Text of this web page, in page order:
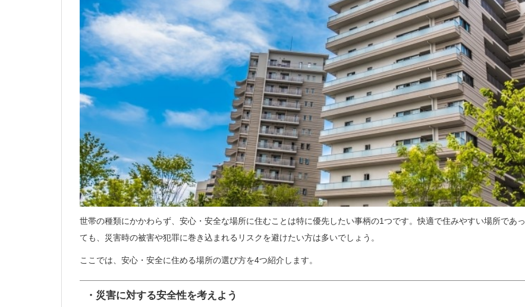
世帯の種類にかかわらず、安心・安全な場所に住むことは特に優先したい事柄の1つです。快適で住みやすい場所であっ
ても、災害時の被害や犯罪に巻き込まれるリスクを避けたい方は多いでしょう。
ここでは、安心・安全に住める場所の選び方を4つ紹介します。
・災害に対する安全性を考えよう